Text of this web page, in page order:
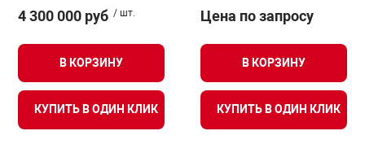
4 300 000 руб / шт.
В КОРЗИНУ
КУПИТЬ В ОДИН КЛИК
Цена по запросу
В КОРЗИНУ
КУПИТЬ В ОДИН КЛИК